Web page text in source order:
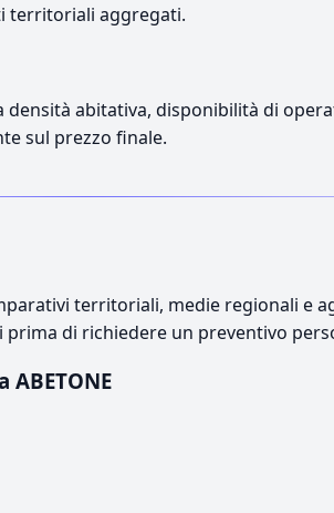
territoriali aggregati.
abitativa, disponibilità di
sul prezzo finale.
territoriali, medie regionali e
di richiedere un preventivo